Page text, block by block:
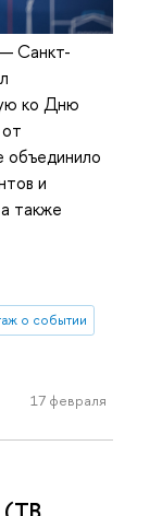
Санкт-
ко Дню
и
также
о событии
17 февраля